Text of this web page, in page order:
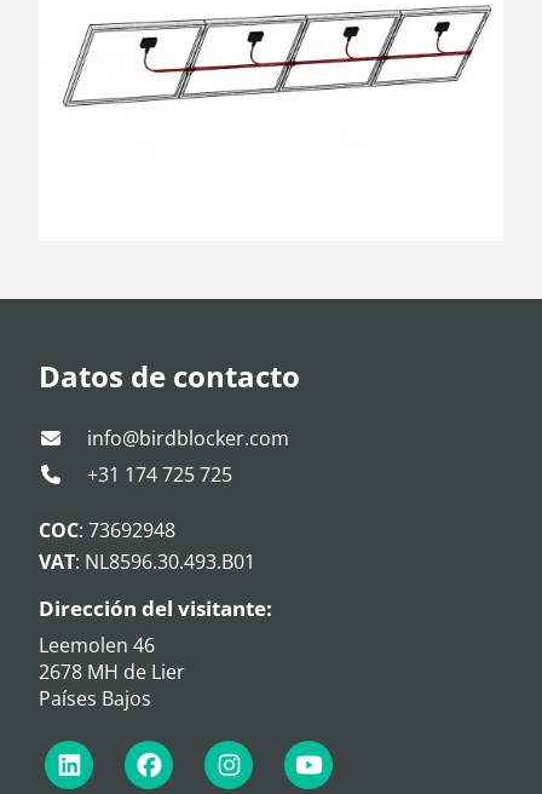
Datos de contacto
info@birdblocker.com
+31 174 725 725
COC: 73692948
VAT: NL8596.30.493.B01
Dirección del visitante:
Leemolen 46
2678 MH de Lier
Países Bajos